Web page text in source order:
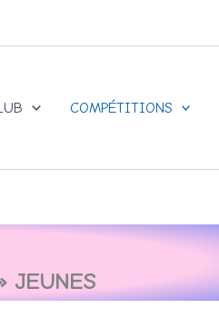
COMPÉTITIONS
JEUNES